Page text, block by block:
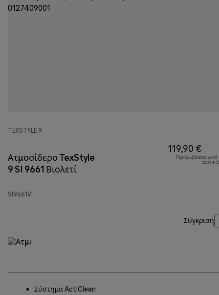
TEXSTYLE 9
Ατμοσίδερο TexStyle
9 SI 9661 Βιολετί
SI9661VI
119,90 €
Περιλαμβάνεται
23,21 €
Σύγκριση
Σύστημα ActiClean